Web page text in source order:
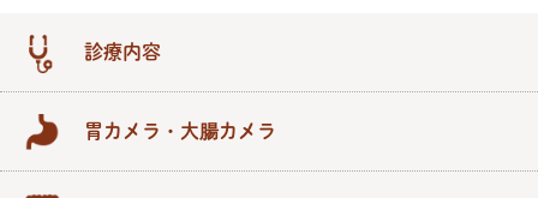
診療内容
胃カメラ・大腸カメラ